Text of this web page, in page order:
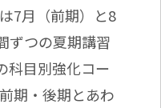
7月（前期）と8
ずつの夏期講習
科目別強化コー
期・後期とあわ